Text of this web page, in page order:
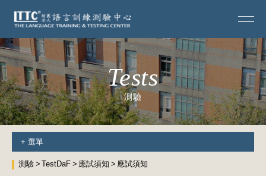
Tests
測驗
+ 選單
測驗 TestDaF 應試須知 應試須知